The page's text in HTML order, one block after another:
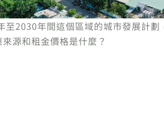
至2030年間這個區域的城市發展計
源和租金價格是什麼？